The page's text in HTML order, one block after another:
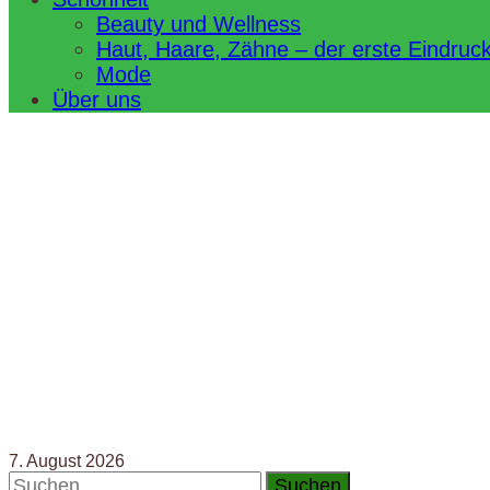
Beauty und Wellness
Haut, Haare, Zähne – der erste
Mode
Über uns
7. August 2026
Suchen